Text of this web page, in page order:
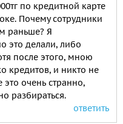
по кредитной карте
Почему сотрудники
раньше? Я
это делали, либо
после этого, мною
кредитов, и никто не
очень странно,
разбираться.
ответить